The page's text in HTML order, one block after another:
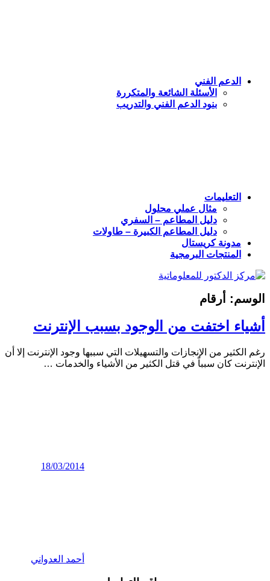
الدعم الفني
الأسئلة الشائعة والمتكررة
بنود الدعم الفني والتدريب
التعليمات
مثال عملي محلول
دليل المطاعم – السفري
دليل المطاعم الكبيرة – طاولات
مدونة كريستال
المنتجات البرمجية
الوسم: أرقام
أشياء اختفت من الوجود بسبب الإنترنت
رغم الكثير من الإنجازات والتسهيلات التي سببها وجود الإنترنت إلا أن
الإنترنت كان سبباً في قتل الكثير من الأشياء والخدمات …
18/03/2014
أحمد العدواني